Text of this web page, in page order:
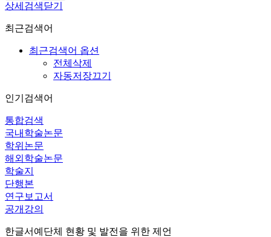
상세검색닫기
최근검색어
최근검색어 옵션
전체삭제
자동저장끄기
인기검색어
통합검색
국내학술논문
학위논문
해외학술논문
학술지
단행본
연구보고서
공개강의
한글서예단체 현황 및 발전을 위한 제언